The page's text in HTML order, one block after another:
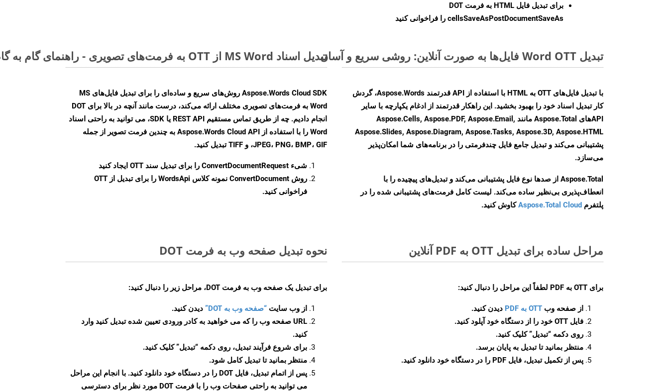
برای تبدیل فایل HTML به فرمت
DOT
cellsSaveAsPostDocumentSaveAs را فراخوانی کنید
تبدیل Word OTT فایل‌ها به صورت آنلاین: روشی سریع و آسان
با تبدیل فایل‌های OTT به HTML با استفاده از API قدرتمند Aspose.Words، گردش
کار تبدیل اسناد خود را بهبود بخشید. این راهکار قدرتمند از ادغام یکپارچه با سایر
APIهای Aspose.Total مانند Aspose.Cells, Aspose.PDF, Aspose.Email,
Aspose.Slides, Aspose.Diagram, Aspose.Tasks, Aspose.3D, Aspose.HTML
پشتیبانی می‌کند و تبدیل جامع فایل چندفرمتی را در برنامه‌های شما امکان‌پذیر
می‌سازد.
Aspose.Total از صدها نوع فایل پشتیبانی می‌کند و تبدیل‌های پیچیده را با
انعطاف‌پذیری بی‌نظیر ساده می‌کند. لیست کامل فرمت‌های پشتیبانی شده را در
پلتفرم Aspose.Total Cloudکاوش کنید.
تبدیل اسناد MS Word از OTT به فرمت‌های تصویری - راهنمای گام به گام
Aspose.Words Cloud SDK روش‌های سریع و ساده‌ای را برای تبدیل فایل‌های MS
Word به فرمت‌های تصویری مختلف ارائه می‌کند، درست مانند آنچه در بالا برای DOT
انجام دادیم. چه از طریق تماس مستقیم REST API یا SDK، می توانید به راحتی اسناد
Word را با استفاده از Aspose.Words Cloud API به چندین فرمت تصویر از جمله
JPEG، PNG، BMP، GIF، و TIFF تبدیل کنید.
شیء ConvertDocumentRequest را برای تبدیل سند OTT ایجاد کنید
روش ConvertDocument
نمونه کلاس WordsApi را برای تبدیل از OTT
فراخوانی کنید.
مراحل ساده برای تبدیل OTT به PDF آنلاین
برای OTT به PDF لطفاً این مراحل را دنبال کنید:
از صفحه وب OTT به PDF
دیدن کنید.
فایل OTT خود را از دستگاه خود آپلود کنید.
روی دکمه “تبدیل”کلیک کنید.
منتظر بمانید تا تبدیل به پایان برسد.
پس از تکمیل تبدیل، فایل PDF را در دستگاه خود دانلود کنید.
نحوه تبدیل صفحه وب به فرمت DOT
برای تبدیل یک صفحه وب به فرمت DOT، مراحل زیر را دنبال کنید:
از وب سایت “صفحه وب به DOT”
دیدن کنید.
URL صفحه وب را که می خواهید به کادر ورودی تعیین شده تبدیل کنید وارد
کنید.
برای شروع فرآیند تبدیل، روی دکمه “تبدیل” کلیک کنید.
منتظر بمانید تا تبدیل کامل شود.
پس از اتمام تبدیل، فایل DOT را در دستگاه خود دانلود کنید. با انجام این مراحل
می توانید به راحتی صفحات وب را با فرمت DOT مورد نظر برای دسترسی